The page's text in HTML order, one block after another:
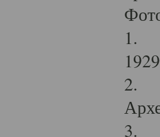
1.
2.
3.